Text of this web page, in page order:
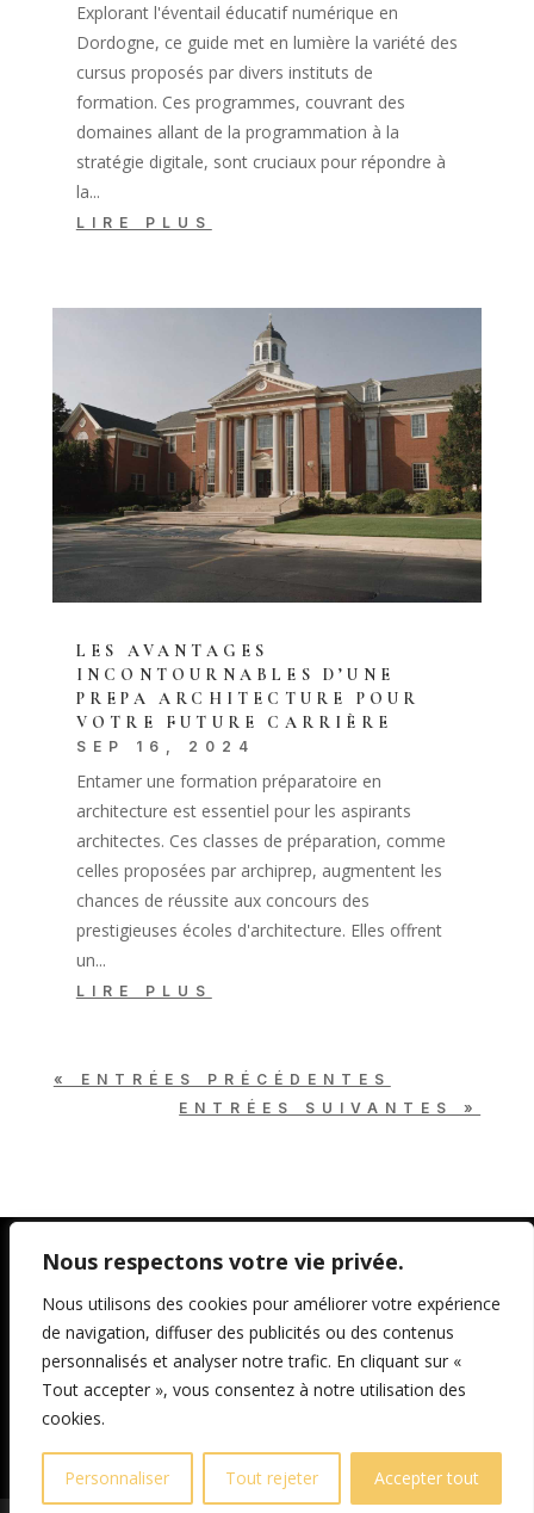
Nous respectons votre vie privée.
Nous utilisons des cookies pour améliorer votre expérience
de navigation, diffuser des publicités ou des contenus
personnalisés et analyser notre trafic. En cliquant sur «
Tout accepter », vous consentez à notre utilisation des
cookies.
Personnaliser Tout rejeter Accepter tout
Explorant l'éventail éducatif numérique en
Dordogne, ce guide met en lumière la variété des
cursus proposés par divers instituts de
formation. Ces programmes, couvrant des
domaines allant de la programmation à la
stratégie digitale, sont cruciaux pour répondre à
la...
LIRE PLUS
LES AVANTAGES
INCONTOURNABLES D’UNE
PREPA ARCHITECTURE POUR
VOTRE FUTURE CARRIÈRE
SEP 16, 2024
Entamer une formation préparatoire en
architecture est essentiel pour les aspirants
architectes. Ces classes de préparation, comme
celles proposées par archiprep, augmentent les
chances de réussite aux concours des
prestigieuses écoles d'architecture. Elles offrent
un...
LIRE PLUS
« ENTRÉES PRÉCÉDENTES
ENTRÉES SUIVANTES »
Mentions légales
Copyright ©. Tous droits réservés.